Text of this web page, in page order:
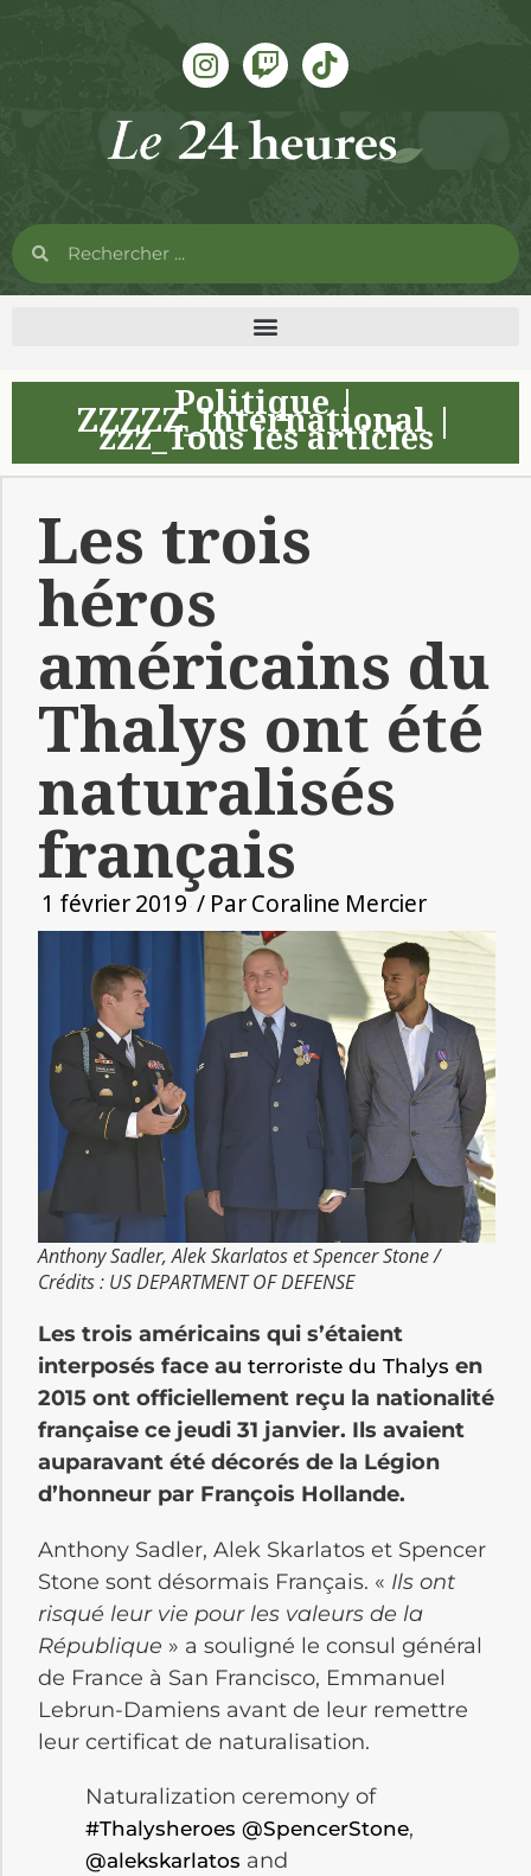
Politique|
ZZZZZ_International|
zzz_Tous les articles
Les trois
héros
américains du
Thalys ont été
naturalisés
français
1 février 2019 / ParCoraline Mercier
Anthony Sadler, Alek Skarlatos et Spencer Stone /
Crédits : US DEPARTMENT OF DEFENSE
Les trois américains qui s’étaient
interposés face au terroriste du Thalys en
2015 ont officiellement reçu la nationalité
française ce jeudi 31 janvier. Ils avaient
auparavant été décorés de la Légion
d’honneur par François Hollande.
Anthony Sadler, Alek Skarlatos et Spencer
Stone sont désormais Français. « Ils ont
risqué leur vie pour les valeurs de la
République » a souligné le consul général
de France à San Francisco, Emmanuel
Lebrun-Damiens avant de leur remettre
leur certificat de naturalisation.
Naturalization ceremony of
#Thalysheroes @SpencerStone,
@alekskarlatos and